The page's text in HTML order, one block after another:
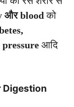
और blood को
आदि
Digestion